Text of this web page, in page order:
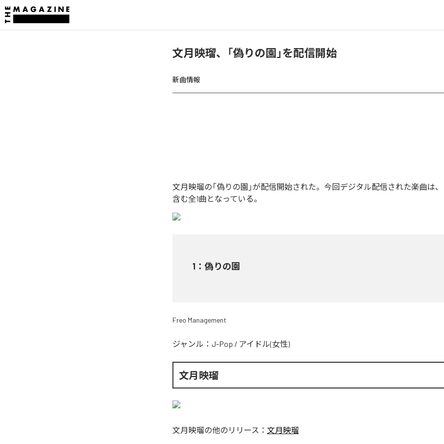
文月映瑠、「偽りの園」を配信開始
新曲情報
文月映瑠の「偽りの園」が配信開始された。今回デジタル配信された楽曲は、
含む全1曲となっている。
1 ： 偽りの園
Freo Management
ジャンル： J-Pop / アイドル(女性)
文月映瑠
文月映瑠の他のリリース： 文月映瑠